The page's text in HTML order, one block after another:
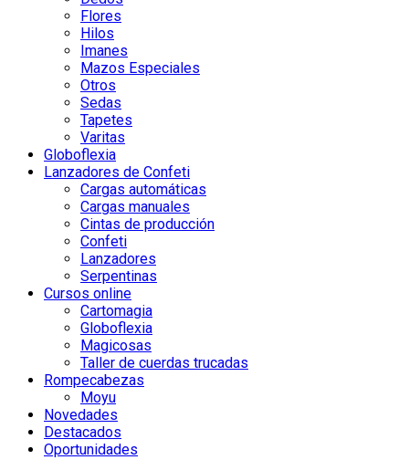
Flores
Hilos
Imanes
Mazos Especiales
Otros
Sedas
Tapetes
Varitas
Globoflexia
Lanzadores de Confeti
Cargas automáticas
Cargas manuales
Cintas de producción
Confeti
Lanzadores
Serpentinas
Cursos online
Cartomagia
Globoflexia
Magicosas
Taller de cuerdas trucadas
Rompecabezas
Moyu
Novedades
Destacados
Oportunidades